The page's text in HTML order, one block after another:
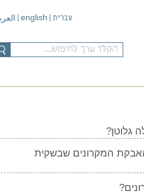
עברית|
english
|العربية
המקרונים שבשקית